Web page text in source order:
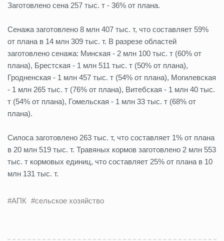
Заготовлено сена 257 тыс. т - 36% от плана.
Сенажа заготовлено 8 млн 407 тыс. т, что составляет 59%
от плана в 14 млн 309 тыс. т. В разрезе областей
заготовлено сенажа: Минская - 2 млн 100 тыс. т (60% от
плана), Брестская - 1 млн 511 тыс. т (50% от плана),
Гродненская - 1 млн 457 тыс. т (54% от плана), Могилевская
- 1 млн 265 тыс. т (76% от плана), Витебская - 1 млн 40 тыс.
т (54% от плана), Гомельская - 1 млн 33 тыс. т (68% от
плана).
Силоса заготовлено 263 тыс. т, что составляет 1% от плана
в 20 млн 519 тыс. т. Травяных кормов заготовлено 2 млн 553
тыс. т кормовых единиц, что составляет 25% от плана в 10
млн 131 тыс. т.
#АПК #сельское хозяйство